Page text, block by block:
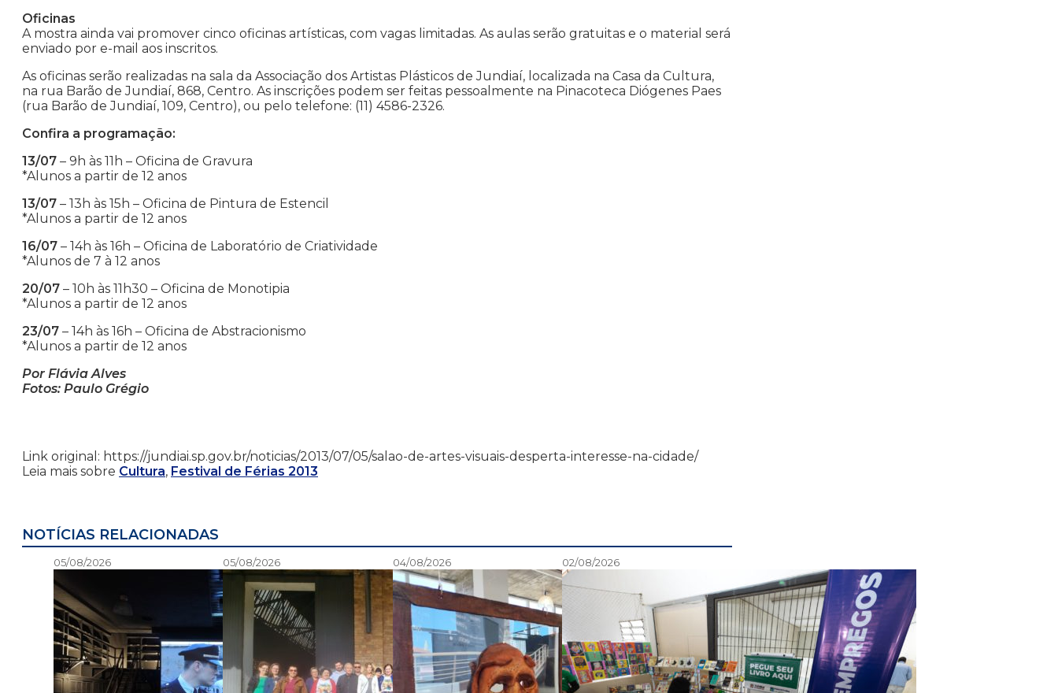
Oficinas
A mostra ainda vai promover cinco oficinas artísticas, com vagas limitadas. As aulas serão gratuitas e o material será
enviado por e-mail aos inscritos.
As oficinas serão realizadas na sala da Associação dos Artistas Plásticos de Jundiaí, localizada na Casa da Cultura,
na rua Barão de Jundiaí, 868, Centro. As inscrições podem ser feitas pessoalmente na Pinacoteca Diógenes Paes
(rua Barão de Jundiaí, 109, Centro), ou pelo telefone: (11) 4586-2326.
Confira a programação:
13/07 – 9h às 11h – Oficina de Gravura
*Alunos a partir de 12 anos
13/07 – 13h às 15h – Oficina de Pintura de Estencil
*Alunos a partir de 12 anos
16/07 – 14h às 16h – Oficina de Laboratório de Criatividade
*Alunos de 7 à 12 anos
20/07 – 10h às 11h30 – Oficina de Monotipia
*Alunos a partir de 12 anos
23/07 – 14h às 16h – Oficina de Abstracionismo
*Alunos a partir de 12 anos
Por Flávia Alves
Fotos: Paulo Grégio
Link original: https://jundiai.sp.gov.br/noticias/2013/07/05/salao-de-artes-visuais-desperta-interesse-na-cidade/
Leia mais sobre Cultura, Festival de Férias 2013
NOTÍCIAS RELACIONADAS
05/08/2026 05/08/2026 04/08/2026 02/08/2026